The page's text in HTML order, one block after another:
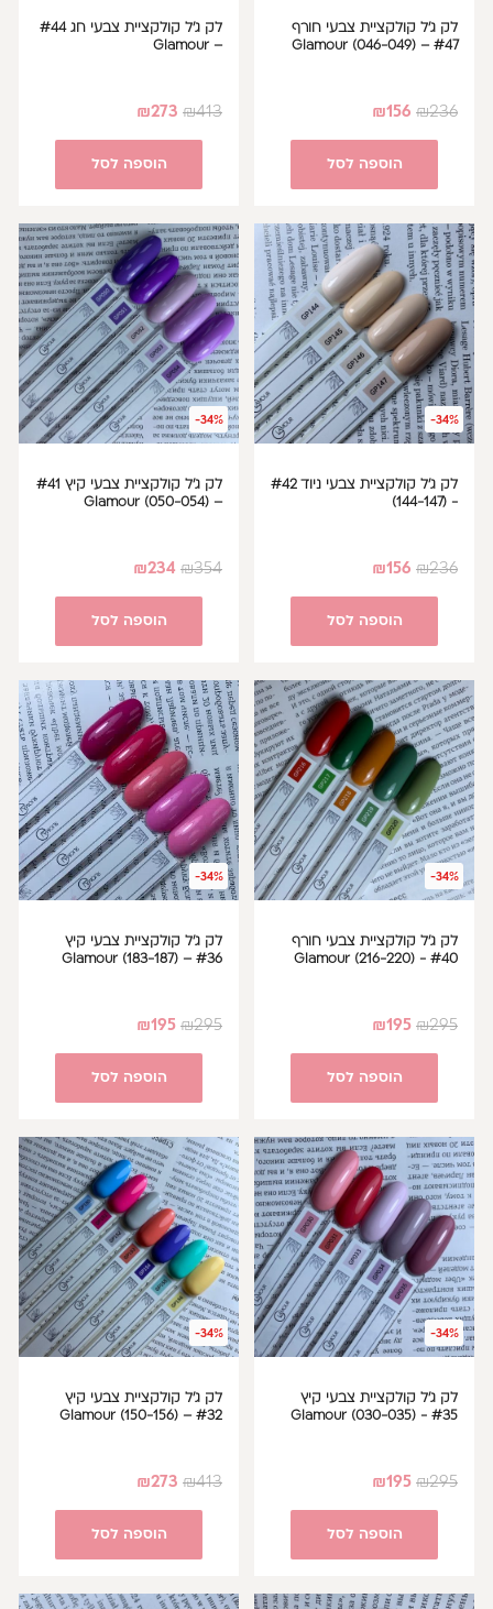
לק ג'ל קולקציית צבעי חורף
#47 – Glamour (046-049)
₪236
₪156
הוספה לסל
לק ג'ל קולקציית צבעי חג #44
– Glamour
₪413
₪273
הוספה לסל
-34%
לק ג'ל קולקציית צבעי ניוד #42
- (144-147)
₪236
₪156
הוספה לסל
-34%
לק ג'ל קולקציית צבעי קיץ #41
– Glamour (050-054)
₪354
₪234
הוספה לסל
-34%
לק ג'ל קולקציית צבעי חורף
#40 - Glamour (216-220)
₪295
₪195
הוספה לסל
-34%
לק ג'ל קולקציית צבעי קיץ
#36 – Glamour (183-187)
₪295
₪195
הוספה לסל
-34%
לק ג'ל קולקציית צבעי קיץ
#35 - Glamour (030-035)
₪295
₪195
הוספה לסל
-34%
לק ג'ל קולקציית צבעי קיץ
#32 – Glamour (150-156)
₪413
₪273
הוספה לסל